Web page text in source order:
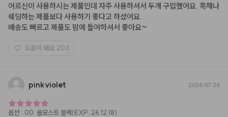
어르신이 사용하시는 제품인데 자주 사용하셔서 두개 구입했어요. 흑채나
쉐딩하는 제품보다 사용하기 좋다고 하셨어요.
배송도 뻐르고 제품도 맘에 들어하셔서 좋아요~
도움이 돼요 203
pinkviolet 2026.07.26
옵션 : 00. 올모스트 블랙(EXP. 26.12.18)